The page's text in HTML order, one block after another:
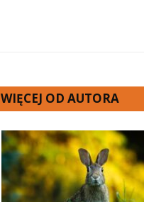
WIĘCEJ OD AUTORA